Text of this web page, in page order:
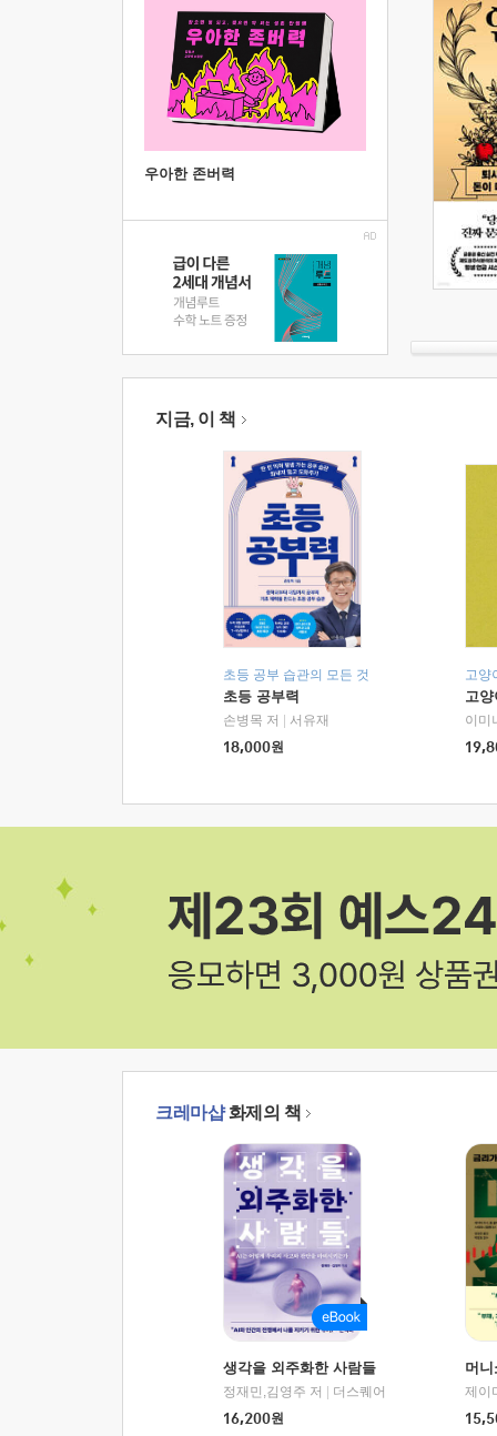
우아한 존버력
지금, 이 책
초등 공부 습관의 모든 것
초등 공부력
손병목 저
서유재
18,000원
고양
고
이미
크레마샵화제의 책
생각을 외주화한 사람들
정재민,김영주 저
더스퀘어
16,200원
머